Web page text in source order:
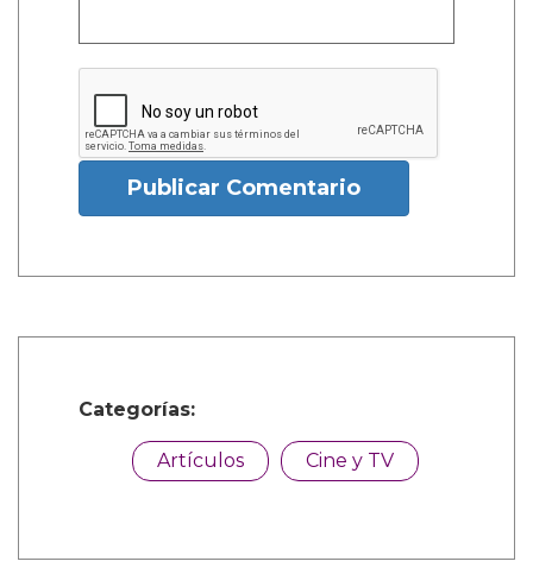
Publicar Comentario
Categorías:
Artículos Cine y TV